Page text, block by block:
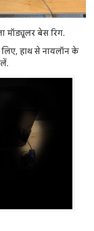
मॉड्यूलर बेस रिग.
हाथ से नायलॉन के